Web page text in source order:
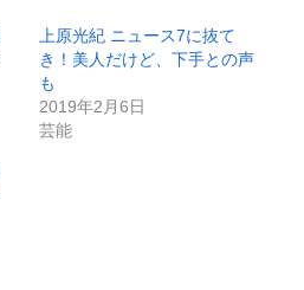
上原光紀 ニュース7に抜て
き！美人だけど、下手との声
も
2019年2月6日
芸能